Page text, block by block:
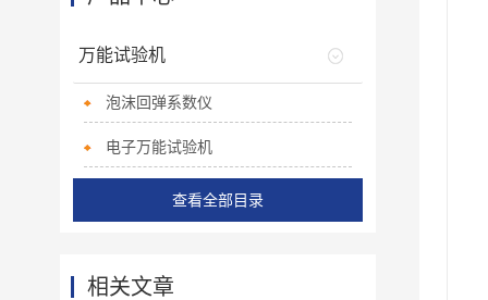
万能试验机
泡沫回弹系数仪
电子万能试验机
查看全部目录
相关文章